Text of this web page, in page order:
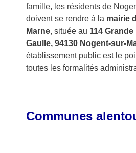
famille, les résidents de
doivent se rendre à la mairie
Marne, située au 114
Gaulle, 94130 Nogent-sur-
établissement public est le
toutes les formalités
Communes